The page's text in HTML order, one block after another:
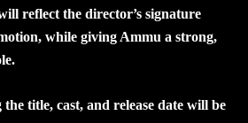
reflect the director’s signature
while giving Ammu a strong,
title, cast, and release date will be